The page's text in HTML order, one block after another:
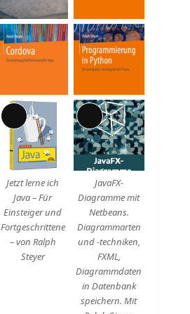
Lange
Beschreibung
Jetzt lerne ich
Java – Für
Einsteiger und
Fortgeschrittene
– von Ralph
Steyer
Lange
Beschreibung
JavaFX-
Diagramme mit
Netbeans.
Diagrammarten
und -techniken,
FXML,
Diagrammdaten
in Datenbank
speichern. Mit